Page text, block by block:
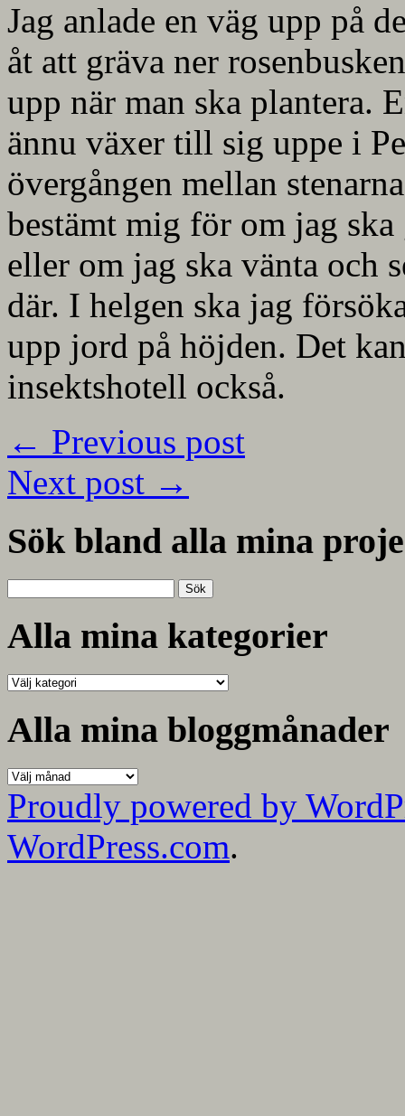
Jag anlade en väg upp på
åt att gräva ner
upp när man ska plantera.
ännu växer till sig uppe i
övergången mellan
bestämt mig för om jag
eller om jag ska vänta och
där. I helgen ska jag
upp jord på höjden. Det
insektshotell också.
← Previous post
Next post →
Sök bland alla mina
efter:
Alla mina kategorier
Alla
kategorier
Alla mina bloggmånader
Alla
mina
bloggmånader
Proudly powered by
WordPress.com.